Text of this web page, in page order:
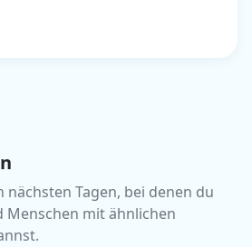
Tagen, bei denen du
Menschen mit ähnlichen